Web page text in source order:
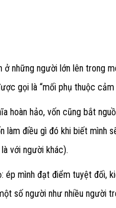
những người lớn lên trong
gọi là “mối phụ thuộc
hoàn hảo, vốn cũng bắt
làm điều gì đó khi biết mình
với người khác).
ép mình đạt điểm tuyệt
số người như nhiều người